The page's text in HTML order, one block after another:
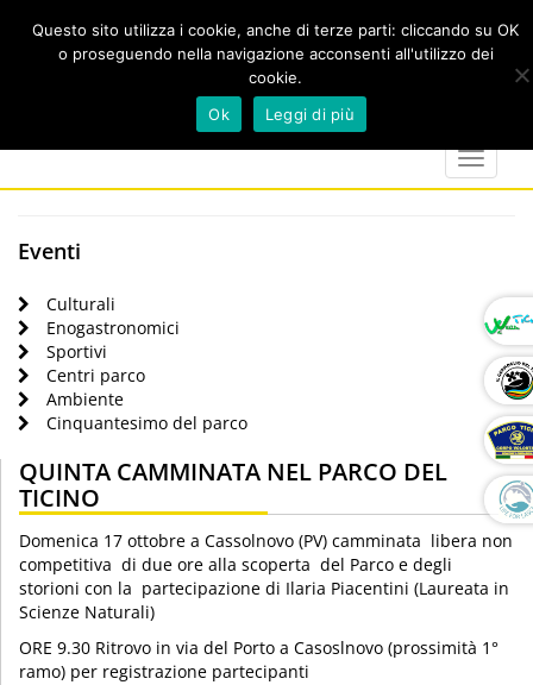
marker
calendar
Toggle
Eventi
Culturali
Enogastronomici
Sportivi
Centri parco
Ambiente
Cinquantesimo del parco
QUINTA CAMMINATA NEL PARCO DEL
TICINO
Domenica 17 ottobre a Cassolnovo (PV) camminata libera non
competitiva di due ore alla scoperta del Parco e degli
storioni con la partecipazione di Ilaria Piacentini (Laureata in
Scienze Naturali)
ORE 9.30 Ritrovo in via del Porto a Casoslnovo (prossimità 1°
ramo) per registrazione partecipanti
Questo sito utilizza i cookie, anche di terze parti: cliccando su OK
o proseguendo nella navigazione acconsenti all'utilizzo dei
cookie.
Ok
Leggi di più